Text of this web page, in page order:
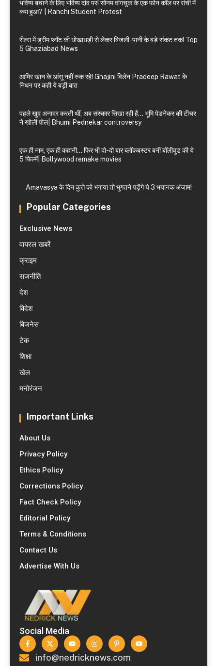
भविष्य बचाने के लिए भविष्य दांव पर! सोनम वांगचुक के एक फोन कॉल पर रांची में
क्या हुआ? | Ranchi Student Protest
रील्स में ड्रीम प्लॉट की धोखाधड़ी से लेकर बिजली-पानी के बड़े संकट तक! Top
5 Ghaziabad News
आमिर खान के आंसू नहीं रुक रहे! Ghajini विलेन Pradeep Rawat के
निधन पर कही ये बड़ी बात
पहले खुद अनादर करती थीं, अब संस्कार सिखा रही हैं… भूमि पेडनेकर की टीचर
ने खोली पोल| Bhumi Pednekar controversy
एक ही नाम, एक ही कहानी… फिर भी दो-दो बार ब्लॉकबस्टर बनीं बॉलीवुड की ये
5 फिल्में| Bollywood remake movies
Amavasya के दिन कुत्ते को भगाया तो भुगतने पड़ेंगे ये 3 भयानक अंजाम!
Popular Categories
Exclusive News
वायरल खबरें
क्राइम
राजनीति
देश
विदेश
बिजनेस
टेक
शिक्षा
खेल
मनोरंजन
Important Links
About Us
Privacy Policy
Ethics Policy
Corrections Policy
Fact Check Policy
Editorial Policy
Terms & Conditions
Contact Us
Advertise With Us
Social Media
info@nedricknews.com